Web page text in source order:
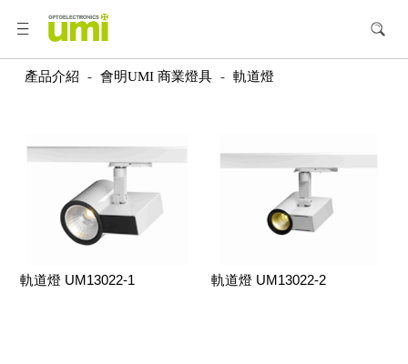
產品介紹 - 會明UMI 商業燈具 - 軌道燈
軌道燈 UM13022-1 軌道燈 UM13022-2